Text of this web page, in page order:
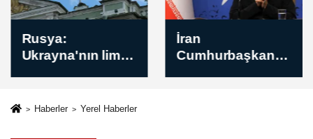
Rusya:
Ukrayna'nın liman
sürdürdük
İran
Cumhurbaşkanı
Haberler Yerel Haberler